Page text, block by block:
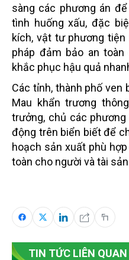
sàng các phương án
tình huống xấu, đặc
kích, vật tư phương
pháp đảm bảo an
khắc phục hậu quả
Các tỉnh, thành phố ven
Mau khẩn trương
trưởng, chủ các
động trên biển biết để
hoạch sản xuất phù
toàn cho người và tài
TIN TỨC LIÊN QUAN